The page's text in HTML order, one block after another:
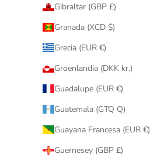
Gibraltar (GBP £)
Granada (XCD $)
Grecia (EUR €)
Groenlandia (DKK kr.)
Guadalupe (EUR €)
Guatemala (GTQ Q)
Guayana Francesa (EUR €)
Guernesey (GBP £)